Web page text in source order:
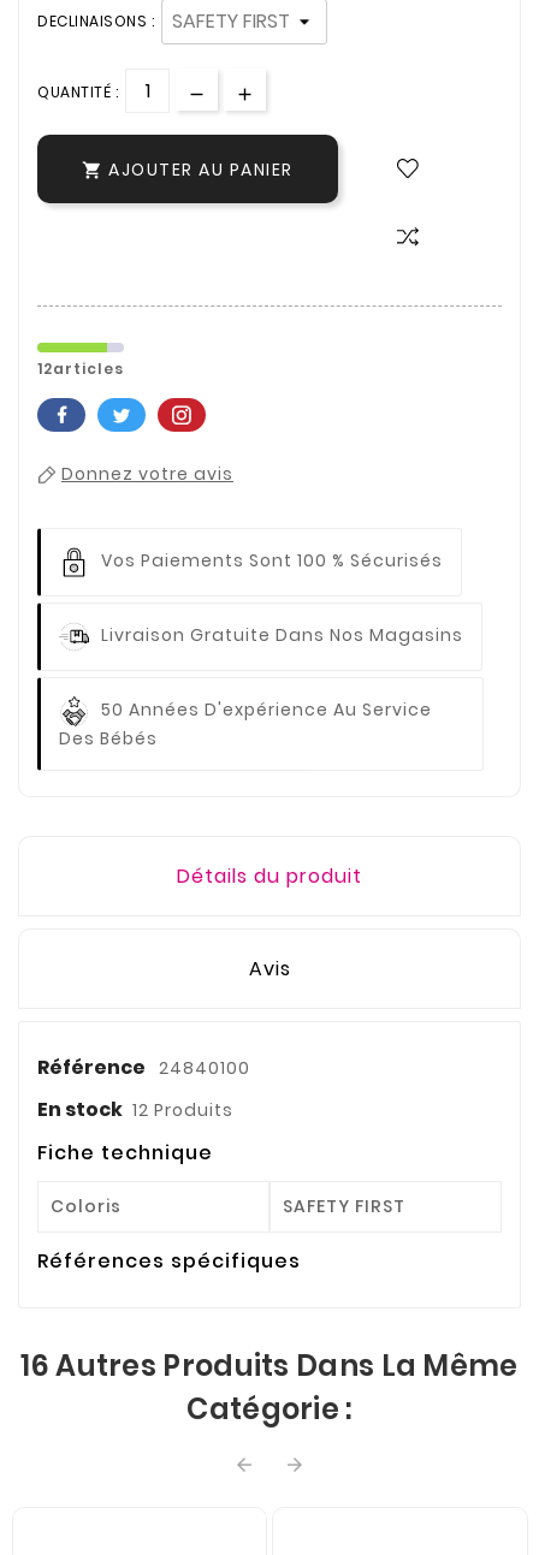
DECLINAISONS :
QUANTITÉ :
 AJOUTER AU PANIER
12articles
Donnez votre avis
Vos Paiements Sont 100 % Sécurisés
Livraison Gratuite Dans Nos Magasins
50 Années D'expérience Au Service
Des Bébés
Détails du produit
Avis
Référence 24840100
En stock 12 Produits
Fiche technique
Coloris SAFETY FIRST
Références spécifiques
16 Autres Produits Dans La Même
Catégorie :
 